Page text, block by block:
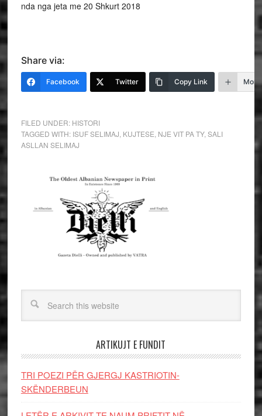
nda nga jeta me 20 Shkurt 2018
Share via:
Facebook Twitter Copy Link More
FILED UNDER: HISTORI
TAGGED WITH: ISUF SELIMAJ KUJTESE NJE VIT PA TY, SALI
ASLLAN SELIMAJ
ARTIKUJT E FUNDIT
TRI POEZI PËR GJERGJ KASTRIOTIN-
SKËNDERBEUN